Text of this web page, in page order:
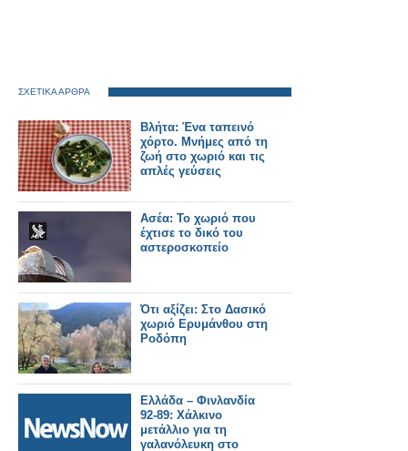
ΣΧΕΤΙΚΑ ΑΡΘΡΑ
Bλήτα: Ένα ταπεινό
χόρτο. Μνήμες από τη
ζωή στο χωριό και τις
απλές γεύσεις
Ασέα: Το χωριό που
έχτισε το δικό του
αστεροσκοπείο
Ότι αξίζει: Στο Δασικό
χωριό Ερυμάνθου στη
Ροδόπη
Ελλάδα – Φινλανδία
92-89: Χάλκινο
μετάλλιο για τη
γαλανόλευκη στο